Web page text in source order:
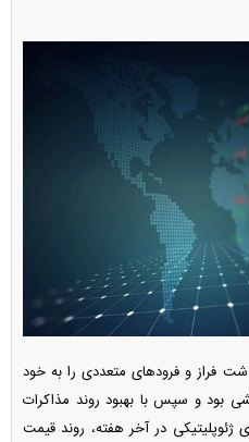
فراز و فرود‌های متعددی را به خود
بود و سپس با بهبود روند مذاکرات
در آخر هفته، روند قیمت